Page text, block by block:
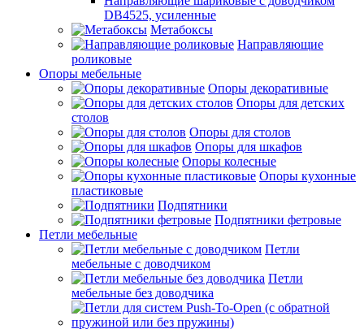
DB4525, усиленные
Метабоксы
Направляющие
роликовые
Опоры мебельные
Опоры декоративные
Опоры для детских
столов
Опоры для столов
Опоры для шкафов
Опоры колесные
Опоры кухонные
пластиковые
Подпятники
Подпятники фетровые
Петли мебельные
Петли
мебельные с доводчиком
Петли
мебельные без доводчика